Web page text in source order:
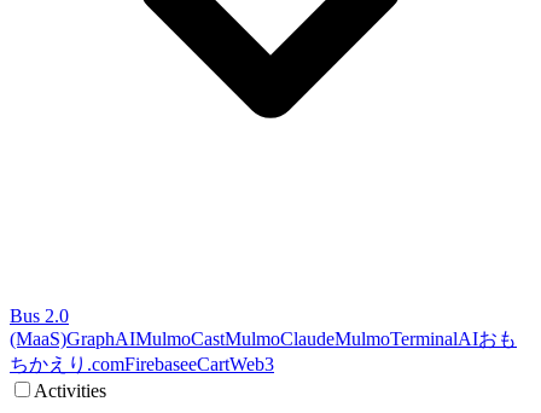
Bus 2.0
(MaaS)GraphAIMulmoCastMulmoClaudeMulmoTerminalAIおも
ちかえり.comFirebaseeCartWeb3
Activities